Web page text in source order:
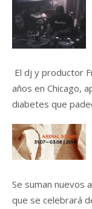
El dj y productor
años en Chicago,
diabetes que
Se suman nuevos
que se celebrará